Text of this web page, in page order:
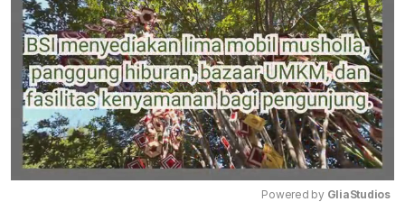
Powered by GliaStudios